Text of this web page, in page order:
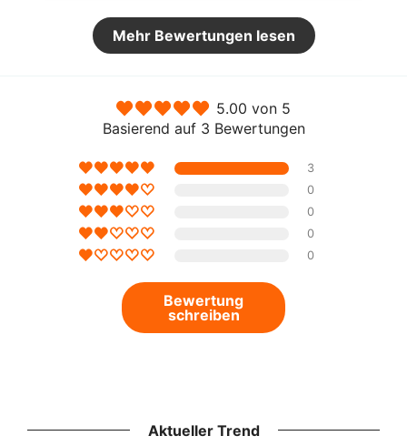
Mehr Bewertungen lesen
5.00 von 5
Basierend auf 3 Bewertungen
3
0
0
0
0
Bewertung
schreiben
Aktueller Trend